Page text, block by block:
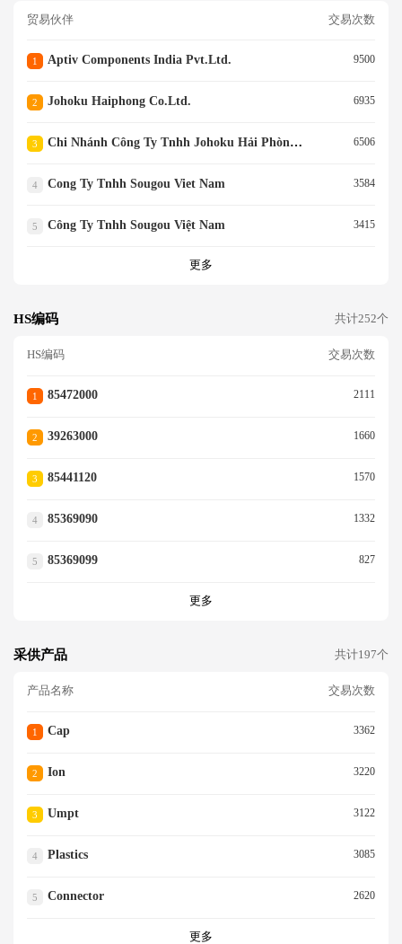
贸易伙伴 交易次数
1 Aptiv Components India Pvt.ltd. 9500
2 Johoku Haiphong Co.ltd. 6935
3 Chi Nhánh Công Ty Tnhh Johoku Hải Phòng Tại Thái Bình 6506
4 Cong Ty Tnhh Sougou Viet Nam 3584
5 Công Ty Tnhh Sougou Việt Nam 3415
更多
HS编码 共计252个
HS编码 交易次数
1 85472000 2111
2 39263000 1660
3 85441120 1570
4 85369090 1332
5 85369099 827
更多
采供产品 共计197个
产品名称 交易次数
1 Cap 3362
2 Ion 3220
3 Umpt 3122
4 Plastics 3085
5 Connector 2620
更多